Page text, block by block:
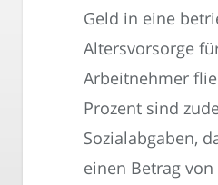
Geld in eine
Altersvorsorge
Arbeitnehmer
Prozent sind
Sozialabgaben,
einen Betrag